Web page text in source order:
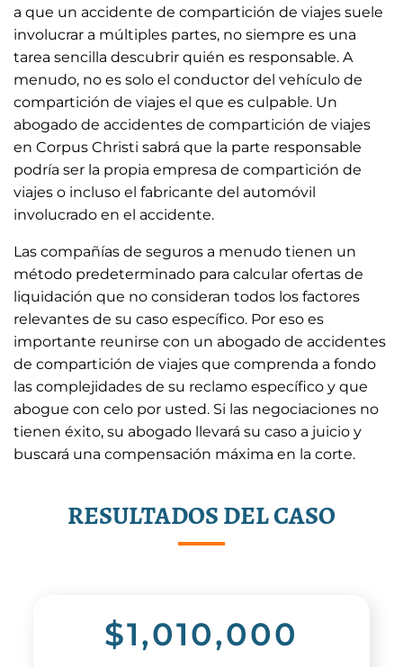
a que un accidente de compartición de viajes suele
involucrar a múltiples partes, no siempre es una
tarea sencilla descubrir quién es responsable. A
menudo, no es solo el conductor del vehículo de
compartición de viajes el que es culpable. Un
abogado de accidentes de compartición de viajes
en Corpus Christi sabrá que la parte responsable
podría ser la propia empresa de compartición de
viajes o incluso el fabricante del automóvil
involucrado en el accidente.
Las compañías de seguros a menudo tienen un
método predeterminado para calcular ofertas de
liquidación que no consideran todos los factores
relevantes de su caso específico. Por eso es
importante reunirse con un abogado de accidentes
de compartición de viajes que comprenda a fondo
las complejidades de su reclamo específico y que
abogue con celo por usted. Si las negociaciones no
tienen éxito, su abogado llevará su caso a juicio y
buscará una compensación máxima en la corte.
RESULTADOS DEL CASO
$1,010,000